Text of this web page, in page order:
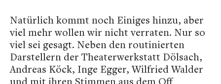
Natürlich kommt noch Einiges hinzu, aber
viel mehr wollen wir nicht verraten. Nur so
viel sei gesagt. Neben den routinierten
Darstellern der Theaterwerkstatt Dölsach,
Andreas Köck, Inge Egger, Wilfried Walder
und mit ihren Stimmen aus dem Off